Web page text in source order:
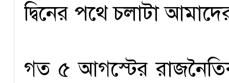
দ্বিনের পথে চলাটা
গত ৫ আগস্টের